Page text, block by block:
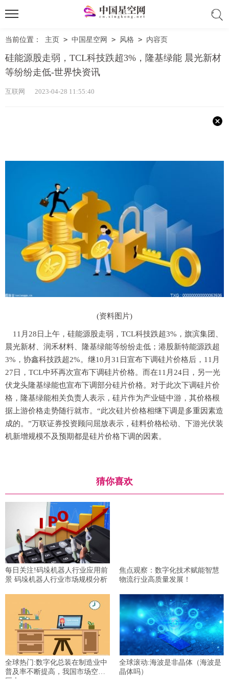
当前位置： 主页 > 中国星空网 > 风格 > 内容页
硅能源股走弱，TCL科技跌超3%，隆基绿能 晨光新材
等纷纷走低-世界快资讯
互联网 2023-04-28 11:55:40
(资料图片)
11月28日上午，硅能源股走弱，TCL科技跌超3%，旗滨集团、
晨光新材、润禾材料、隆基绿能等纷纷走低；港股新特能源跌超
3%，协鑫科技跌超2%。继10月31日宣布下调硅片价格后，11月
27日，TCL中环再次宣布下调硅片价格。而在11月24日，另一光
伏龙头隆基绿能也宣布下调部分硅片价格。对于此次下调硅片价
格，隆基绿能相关负责人表示，硅片作为产业链中游，其价格根
据上游价格走势随行就市。“此次硅片价格相继下调是多重因素造
成的。”万联证券投资顾问屈放表示，硅料价格松动、下游光伏装
机新增规模不及预期都是硅片价格下调的因素。
猜你喜欢
每日关注!码垛机器人行业应用前
景 码垛机器人行业市场规模分析
焦点观察：数字化技术赋能智慧
物流行业高质量发展！
全球热门:数字化总装在制造业中
普及率不断提高，我国市场空间
巨大
全球滚动:海波是非晶体（海波是
晶体吗）